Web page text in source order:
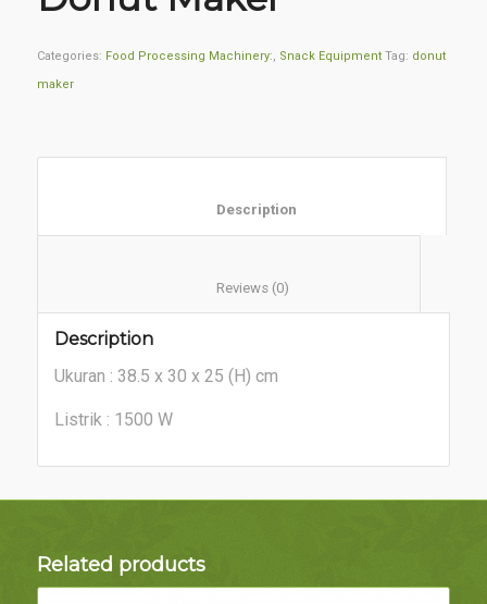
Categories: Food Processing Machinery:, Snack Equipment Tag: donut
maker
Description
Ukuran : 38.5 x 30 x 25 (H) cm
Listrik : 1500 W
Related products